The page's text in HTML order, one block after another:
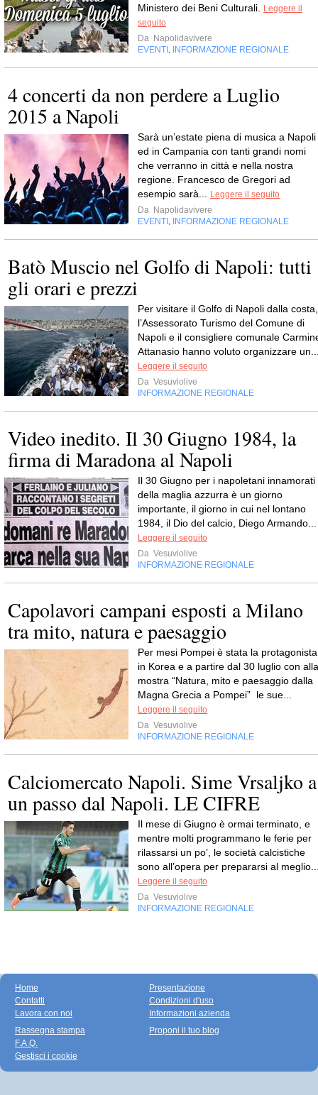
Ministero dei Beni Culturali.
Leggere il
seguito
Da Napolidavivere
EVENTI INFORMAZIONE REGIONALE
4 concerti da non perdere a Luglio
2015 a Napoli
Sarà un’estate piena di musica a Napoli
ed in Campania con tanti grandi nomi
che verranno in città e nella nostra
regione. Francesco de Gregori ad
esempio sarà...
Leggere il seguito
Da Napolidavivere
EVENTI INFORMAZIONE REGIONALE
Batò Muscio nel Golfo di Napoli: tutti
gli orari e prezzi
Per visitare il Golfo di Napoli dalla costa,
l’Assessorato Turismo del Comune di
Napoli e il consigliere comunale
Attanasio hanno voluto organizzare
Leggere il seguito
Da Vesuviolive
INFORMAZIONE REGIONALE
Video inedito. Il 30 Giugno 1984, la
firma di Maradona al Napoli
Il 30 Giugno per i napoletani innamorati
della maglia azzurra è un giorno
importante, il giorno in cui nel lontano
1984, il Dio del calcio, Diego Armando...
Leggere il seguito
Da Vesuviolive
INFORMAZIONE REGIONALE
Capolavori campani esposti a Milano
tra mito, natura e paesaggio
Per mesi Pompei è stata la protagonista
in Korea e a partire dal 30 luglio con alla
mostra “Natura, mito e paesaggio dalla
Magna Grecia a Pompei” le sue...
Leggere il seguito
Da Vesuviolive
INFORMAZIONE REGIONALE
Calciomercato Napoli. Sime Vrsaljko a
un passo dal Napoli. LE CIFRE
Il mese di Giugno è ormai terminato, e
mentre molti programmano le ferie per
rilassarsi un po’, le società calcistiche
sono all’opera per prepararsi al
Leggere il seguito
Da Vesuviolive
INFORMAZIONE REGIONALE
Home
Contatti
Lavora con noi
Presentazione
Condizioni d'uso
Informazioni azienda
Rassegna stampa
F.A.Q.
Gestisci i cookie
Proponi il tuo blog